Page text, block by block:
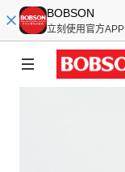
BOBSON
立刻使用官方APP